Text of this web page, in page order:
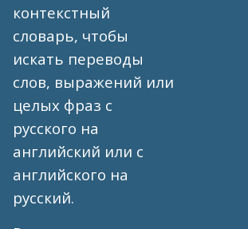
контекстный
словарь, чтобы
искать переводы
слов, выражений или
целых фраз с
русского на
английский или с
английского на
русский.